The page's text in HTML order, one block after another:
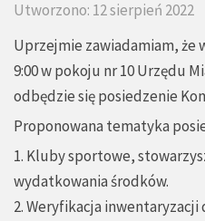
Utworzono: 12 sierpień 2022
Uprzejmie zawiadamiam, że
9:00 w pokoju nr 10 Urzędu
odbędzie się posiedzenie
Proponowana tematyka
1. Kluby sportowe,
wydatkowania środków.
2. Weryfikacja inwentaryzacji